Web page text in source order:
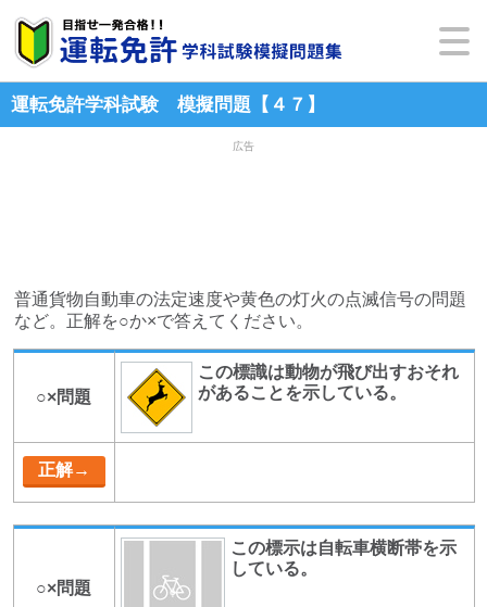
運転免許学科試験 模擬問題【４７】
広告
普通貨物自動車の法定速度や黄色の灯火の点滅信号の問題
など。正解を○か×で答えてください。
○×問題
この標識は動物が飛び出すおそれ
があることを示している。
○×問題
この標示は自転車横断帯を示
している。